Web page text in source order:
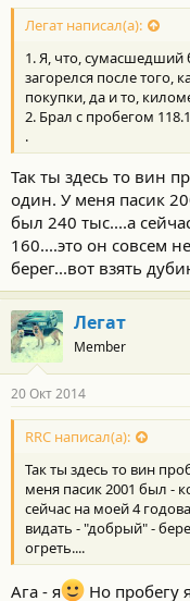
Легат написал(а):
1. Я, что, сумасшедший
загорелся после того,
покупки, да и то,
2. Брал с пробегом
.
Так ты здесь то вин
один. У меня пасик
был 240 тыс....а
160....это он совсем
берег...вот взять
Легат
Member
20 Окт 2014
RRC написал(а):
Так ты здесь то вин
меня пасик 2001 был -
сейчас на моей 4
видать - "добрый" -
огреть....
Ага - я Но пробегу